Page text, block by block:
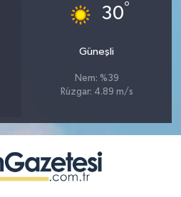
30°
Güneşli
Nem: %39
Rüzgar: 4.89 m/s